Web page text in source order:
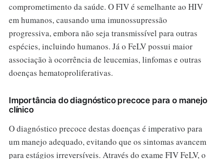
comprometimento da saúde. O FIV é semelhante ao HIV
em humanos, causando uma imunossupressão
progressiva, embora não seja transmissível para outras
espécies, incluindo humanos. Já o FeLV possui maior
associação à ocorrência de leucemias, linfomas e outras
doenças hematoproliferativas.
Importância do diagnóstico precoce para o manejo
clínico
O diagnóstico precoce destas doenças é imperativo para
um manejo adequado, evitando que os sintomas avancem
para estágios irreversíveis. Através do exame FIV FeLV, o